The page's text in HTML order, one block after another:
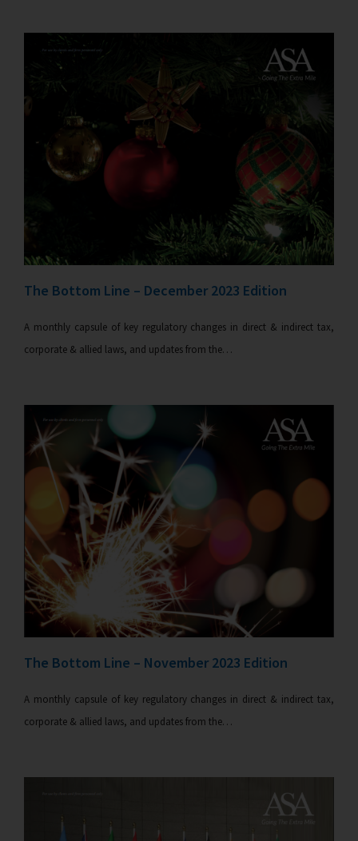
The Bottom Line – December 2023 Edition
A monthly capsule of key regulatory changes in direct & indirect tax,
corporate & allied laws, and updates from the…
The Bottom Line – November 2023 Edition
A monthly capsule of key regulatory changes in direct & indirect tax,
corporate & allied laws, and updates from the…